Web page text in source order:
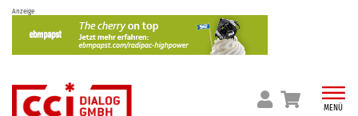
Skip
content
Anzeige
MENÜ